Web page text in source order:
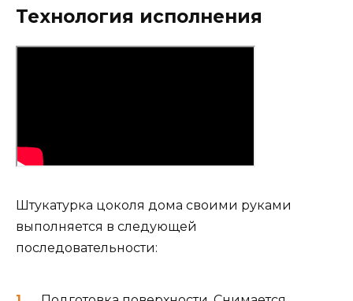
Технология исполнения
Штукатурка цоколя дома своими руками
выполняется в следующей
последовательности: